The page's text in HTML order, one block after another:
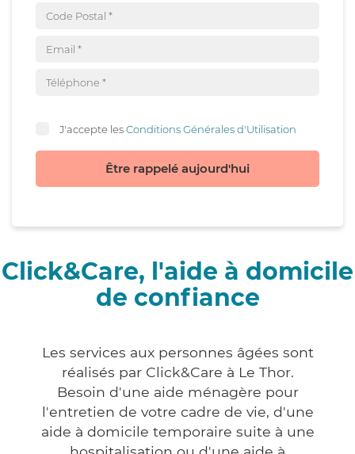
J'accepte lesConditions Générales d'Utilisation
Être rappelé aujourd'hui
Click&Care, l'aide à domicile
de confiance
Les services aux personnes âgées sont
réalisés par Click&Care à Le Thor.
Besoin d'une aide ménagère pour
l'entretien de votre cadre de vie, d'une
aide à domicile temporaire suite à une